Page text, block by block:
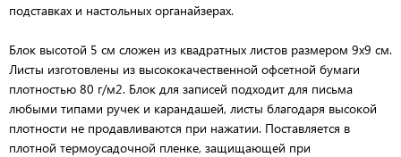
подставках и настольных органайзерах.
Блок высотой 5 см сложен из квадратных листов размером 9х9 см.
Листы изготовлены из высококачественной офсетной бумаги
плотностью 80 г/м2. Блок для записей подходит для письма
любыми типами ручек и карандашей, листы благодаря высокой
плотности не продавливаются при нажатии. Поставляется в
плотной термоусадочной пленке, защищающей при